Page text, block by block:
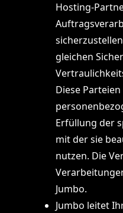
Hosting-
gleichen
Diese
Erfüllung der
mit der sie
nutzen. Die
Jumbo.
Jumbo leitet